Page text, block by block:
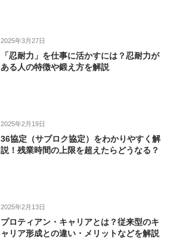
2025年3月27日
「忍耐力」を仕事に活かすには？忍耐力が
ある人の特徴や鍛え方を解説
2025年2月19日
36協定（サブロク協定）をわかりやすく解
説！残業時間の上限を超えたらどうなる？
2025年2月13日
プロティアン・キャリアとは？従来型のキ
ャリア形成との違い・メリットなどを解説